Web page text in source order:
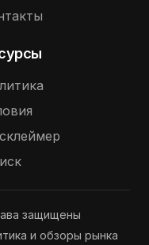
защищены
и обзоры рынка